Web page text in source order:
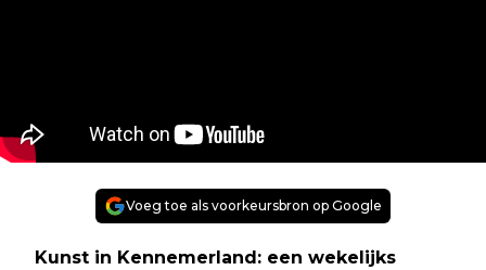
Voeg toe als voorkeursbron op Google
Kunst in Kennemerland: een wekelijks